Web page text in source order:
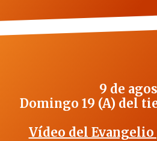
9 de
Domingo 19 (A) del
Vídeo del